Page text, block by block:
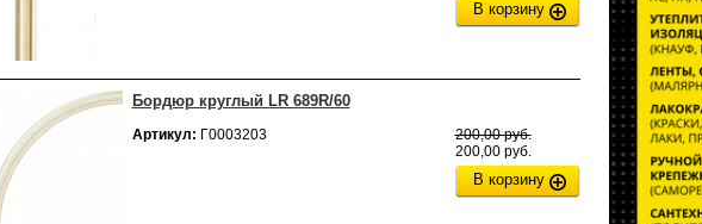
В корзину
Бордюр круглый LR 689R/60
Артикул: Г0003203
200,00 руб.
200,00 руб.
В корзину